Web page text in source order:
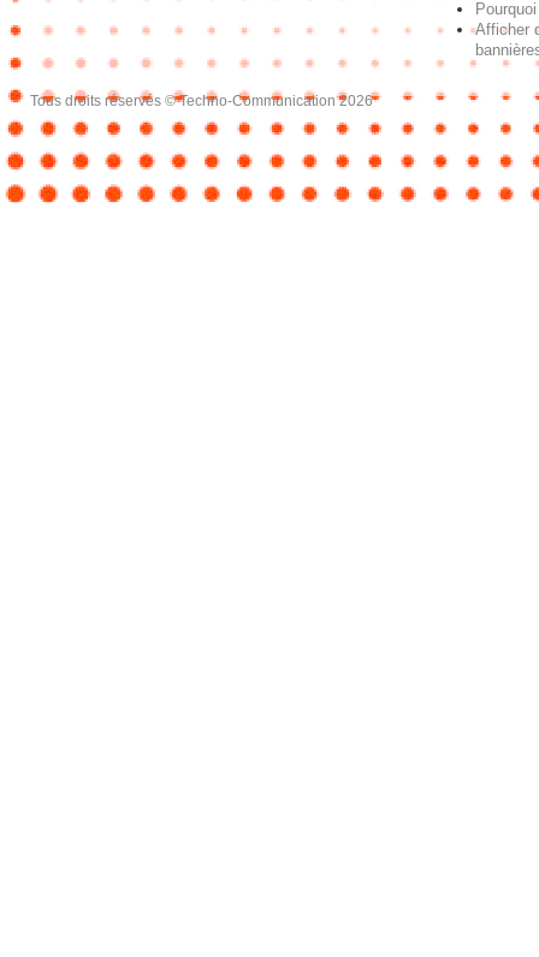
Afficher
Tous droits réservés © Techno-Communication 2026